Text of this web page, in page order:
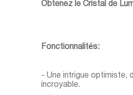
Obtenez le Cristal de
Fonctionnalités:
- Une intrigue optimiste,
incroyable.